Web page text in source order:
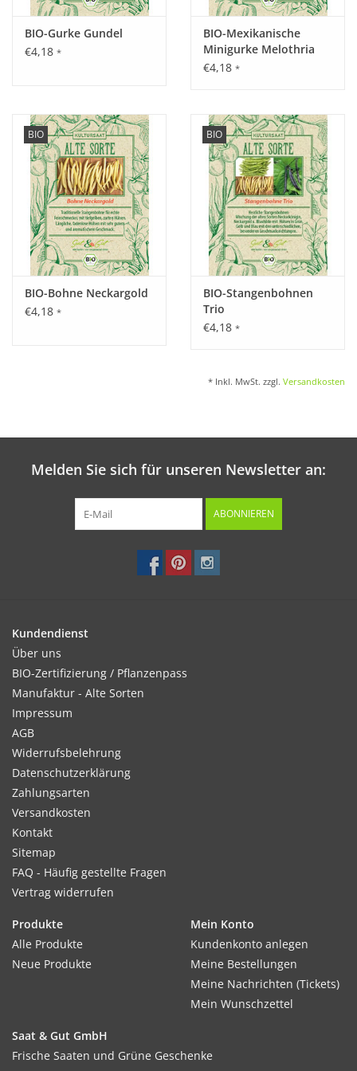
Inhalt:
BIO-Gurke Gundel
€4,18 *
BIO-Mexikanische
Minigurke Melothria
€4,18 *
BIO
BIO-Bohne Neckargold
€4,18 *
BIO
BIO-Stangenbohnen
Trio
€4,18 *
* Inkl. MwSt. zzgl. Versandkosten
Melden Sie sich für unseren Newsletter an:
ABONNIEREN
Kundendienst
Über uns
BIO-Zertifizierung / Pflanzenpass
Manufaktur - Alte Sorten
Impressum
AGB
Widerrufsbelehrung
Datenschutzerklärung
Zahlungsarten
Versandkosten
Kontakt
Sitemap
FAQ - Häufig gestellte Fragen
Vertrag widerrufen
Produkte
Alle Produkte
Neue Produkte
Mein Konto
Kundenkonto anlegen
Meine Bestellungen
Meine Nachrichten (Tickets)
Mein Wunschzettel
Saat & Gut GmbH
Frische Saaten und Grüne Geschenke